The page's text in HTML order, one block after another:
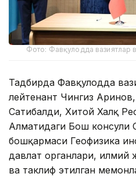
Фото: Фавқулодда вазиятлар
Тадбирда Фавқулодда
лейтенант Чингиз
Сатибалди, Хитой Халқ
Алматидаги Бош
бошқармаси Геофизика
давлат органлари, илмий
ва таклиф этилган